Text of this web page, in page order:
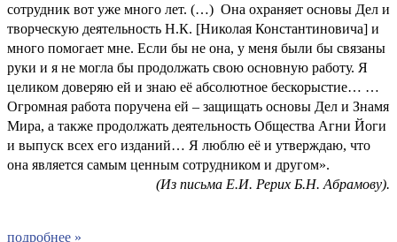
сотрудник вот уже много лет. (…) Она охраняет основы Дел и
творческую деятельность Н.К. [Николая Константиновича] и
много помогает мне. Если бы не она, у меня были бы связаны
руки и я не могла бы продолжать свою основную работу. Я
целиком доверяю ей и знаю её абсолютное бескорыстие… …
Огромная работа поручена ей – защищать основы Дел и Знамя
Мира, а также продолжать деятельность Общества Агни Йоги
и выпуск всех его изданий… Я люблю её и утверждаю, что
она является самым ценным сотрудником и другом».
(Из письма Е.И. Рерих Б.Н. Абрамову).
подробнее »